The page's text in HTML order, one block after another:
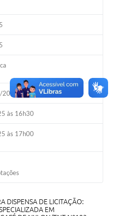
2021, Art 75, II
às 16h30
às 17h00
DISPENSA DE LICITAÇÃO:
EM